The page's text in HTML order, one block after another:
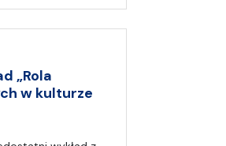
„Rola
w kulturze